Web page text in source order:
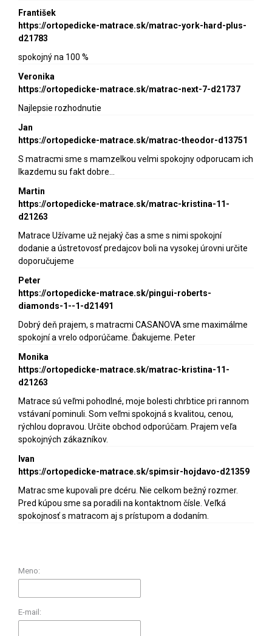
František
https://ortopedicke-matrace.sk/matrac-york-hard-plus-
d21783
spokojný na 100 %
Veronika
https://ortopedicke-matrace.sk/matrac-next-7-d21737
Najlepsie rozhodnutie
Jan
https://ortopedicke-matrace.sk/matrac-theodor-d13751
S matracmi sme s mamzelkou velmi spokojny odporucam ich
lkazdemu su fakt dobre…
Martin
https://ortopedicke-matrace.sk/matrac-kristina-11-
d21263
Matrace Užívame už nejaký čas a sme s nimi spokojní
dodanie a ústretovosť predajcov boli na vysokej úrovni určite
doporučujeme
Peter
https://ortopedicke-matrace.sk/pingui-roberts-
diamonds-1--1-d21491
Dobrý deň prajem, s matracmi CASANOVA sme maximálme
spokojní a vrelo odporúčame. Ďakujeme. Peter
Monika
https://ortopedicke-matrace.sk/matrac-kristina-11-
d21263
Matrace sú veľmi pohodlné, moje bolesti chrbtice pri rannom
vstávaní pominuli. Som veľmi spokojná s kvalitou, cenou,
rýchlou dopravou. Určite obchod odporúčam. Prajem veľa
spokojných zákazníkov.
Ivan
https://ortopedicke-matrace.sk/spimsir-hojdavo-d21359
Matrac sme kupovali pre dcéru. Nie celkom bežný rozmer.
Pred kúpou sme sa poradili na kontaktnom čísle. Veľká
spokojnosť s matracom aj s prístupom a dodaním.
Meno:
E-mail: